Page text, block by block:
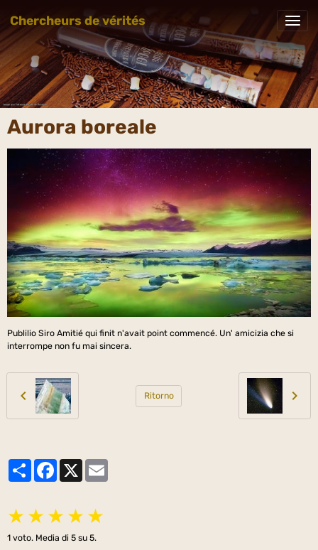
Chercheurs de vérités
Aurora boreale
Publilio Siro Amitié qui finit n'avait point commencé. Un' amicizia che si
interrompe non fu mai sincera.
Ritorno
PartagerFacebook
★ ★ ★ ★ ★
1 voto. Media di 5 su 5.